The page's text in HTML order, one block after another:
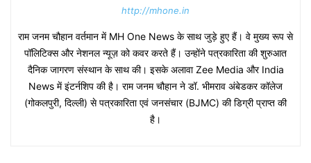
http://mhone.in
राम जनम चौहान वर्तमान में MH One News के साथ जुड़े हुए हैं। वे मुख्य रूप से
पॉलिटिक्स और नेशनल न्यूज़ को कवर करते हैं। उन्होंने पत्रकारिता की शुरुआत
दैनिक जागरण संस्थान के साथ की। इसके अलावा Zee Media और India
News में इंटर्नशिप की है। राम जनम चौहान ने डॉ. भीमराव अंबेडकर कॉलेज
(गोकलपुरी, दिल्ली) से पत्रकारिता एवं जनसंचार (BJMC) की डिग्री प्राप्त की
है।